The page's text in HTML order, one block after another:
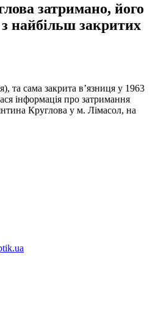
затримано, його
найбільш закритих
та сама закрита в’язниця у 1963
інформація про затримання
Круглова у м. Лімасол, на